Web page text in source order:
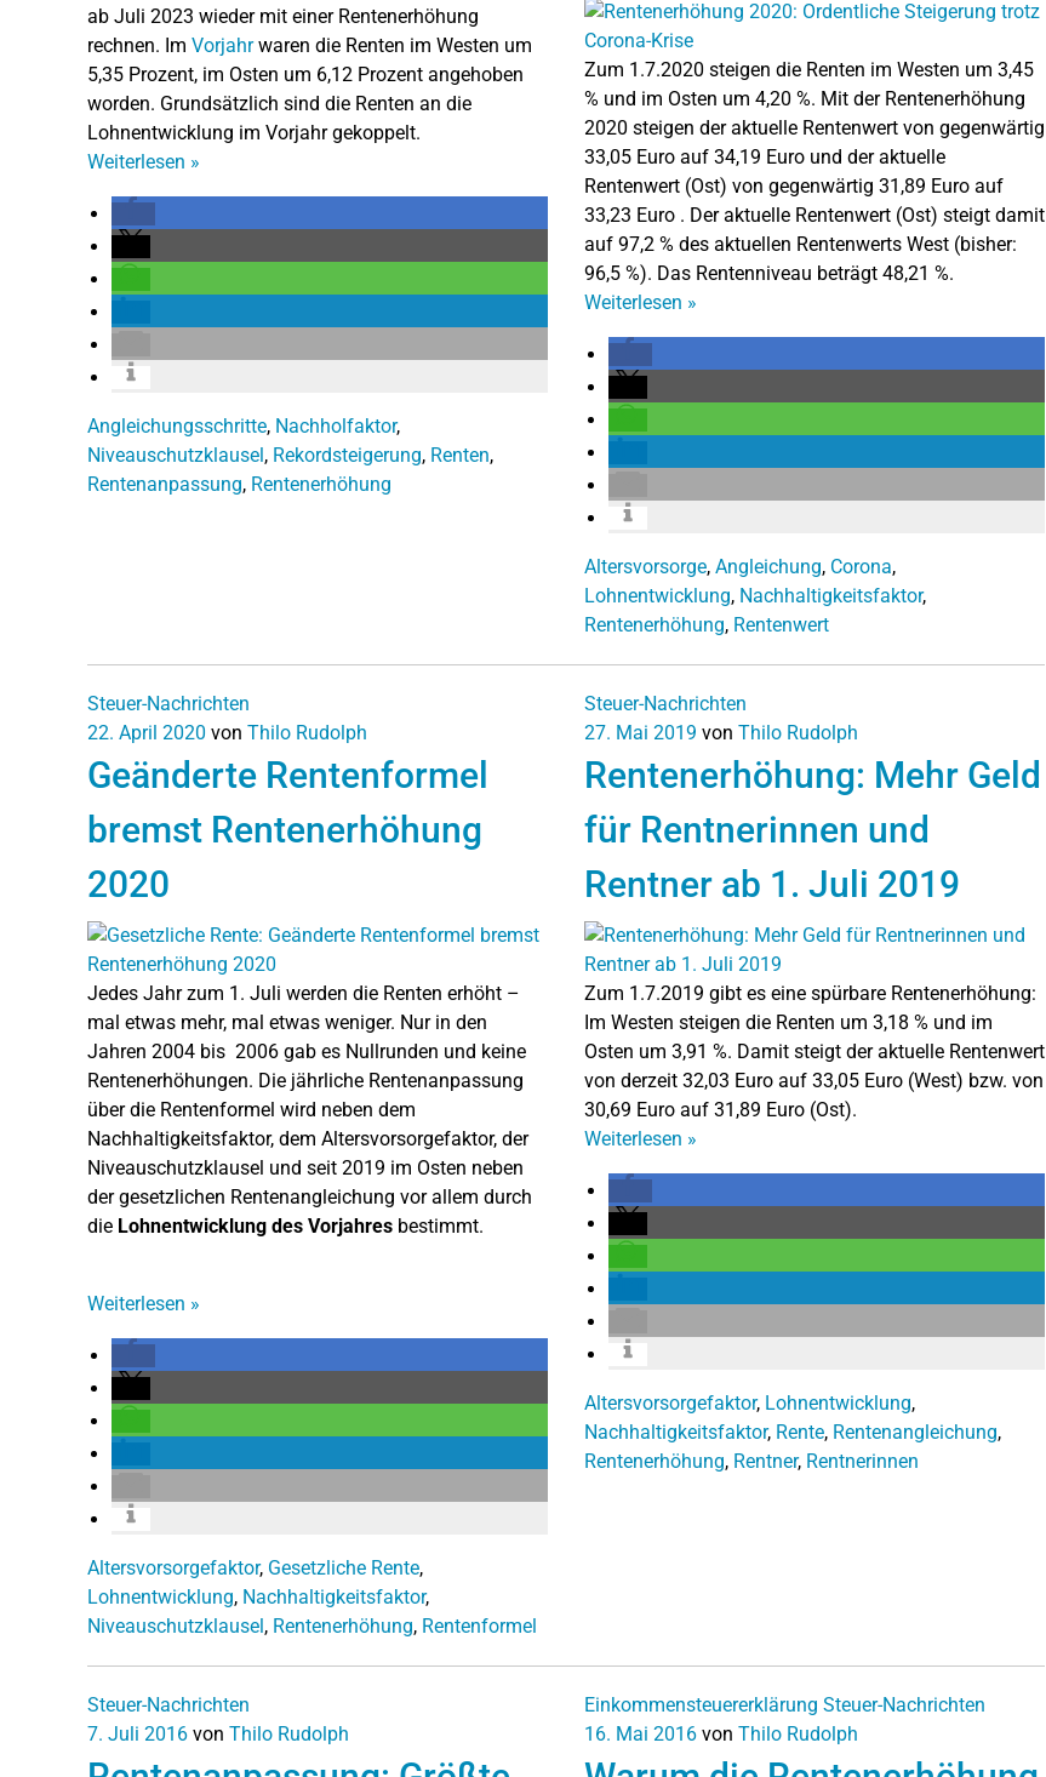
ab Juli 2023 wieder mit einer Rentenerhöhung
rechnen. Im Vorjahrwaren die Renten im Westen um
5,35 Prozent, im Osten um 6,12 Prozent angehoben
worden. Grundsätzlich sind die Renten an die
Lohnentwicklung im Vorjahr gekoppelt.
Weiterlesen »
Angleichungsschritte, Nachholfaktor,
Niveauschutzklausel, Rekordsteigerung, Renten,
Rentenanpassung, Rentenerhöhung
Zum 1.7.2020 steigen die Renten im Westen um 3,45
% und im Osten um 4,20 %. Mit der Rentenerhöhung
2020 steigen der aktuelle Rentenwert von gegenwärtig
33,05 Euro auf 34,19 Euro und der aktuelle
Rentenwert (Ost) von gegenwärtig 31,89 Euro auf
33,23 Euro . Der aktuelle Rentenwert (Ost) steigt damit
auf 97,2 % des aktuellen Rentenwerts West (bisher:
96,5 %). Das Rentenniveau beträgt 48,21 %.
Weiterlesen »
Altersvorsorge, Angleichung, Corona,
Lohnentwicklung, Nachhaltigkeitsfaktor,
Rentenerhöhung, Rentenwert
Steuer-Nachrichten
22. April 2020 von Thilo Rudolph
Geänderte Rentenformel
bremst Rentenerhöhung
2020
Jedes Jahr zum 1. Juli werden die Renten erhöht –
mal etwas mehr, mal etwas weniger. Nur in den
Jahren 2004 bis 2006 gab es Nullrunden und keine
Rentenerhöhungen. Die jährliche Rentenanpassung
über die Rentenformel wird neben dem
Nachhaltigkeitsfaktor, dem Altersvorsorgefaktor, der
Niveauschutzklausel und seit 2019 im Osten neben
der gesetzlichen Rentenangleichung vor allem durch
die Lohnentwicklung des Vorjahres bestimmt.
Weiterlesen »
Altersvorsorgefaktor, Gesetzliche Rente,
Lohnentwicklung, Nachhaltigkeitsfaktor,
Niveauschutzklausel, Rentenerhöhung, Rentenformel
Steuer-Nachrichten
27. Mai 2019 von Thilo Rudolph
Rentenerhöhung: Mehr Geld
für Rentnerinnen und
Rentner ab 1. Juli 2019
Zum 1.7.2019 gibt es eine spürbare Rentenerhöhung:
Im Westen steigen die Renten um 3,18 % und im
Osten um 3,91 %. Damit steigt der aktuelle Rentenwert
von derzeit 32,03 Euro auf 33,05 Euro (West) bzw. von
30,69 Euro auf 31,89 Euro (Ost).
Weiterlesen »
Altersvorsorgefaktor, Lohnentwicklung,
Nachhaltigkeitsfaktor, Rente, Rentenangleichung,
Rentenerhöhung, Rentner, Rentnerinnen
Steuer-Nachrichten
7. Juli 2016 von Thilo Rudolph
Einkommensteuererklärung Steuer-Nachrichten
16. Mai 2016 von Thilo Rudolph